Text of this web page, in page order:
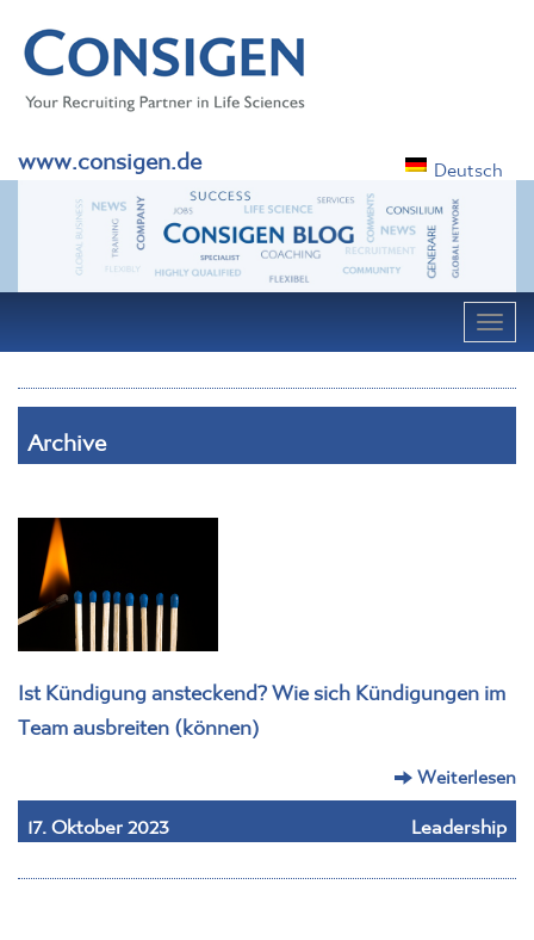
www.consigen.de Deutsch
Archive
Ist Kündigung ansteckend? Wie sich Kündigungen im
Team ausbreiten (können)
Weiterlesen
17. Oktober 2023 Leadership